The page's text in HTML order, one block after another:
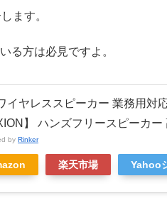
ます。
る方は必見ですよ。
イヤレススピーカー 業務用対
】 ハンズフリースピーカ
by Rinker
楽天市場 Yahoo